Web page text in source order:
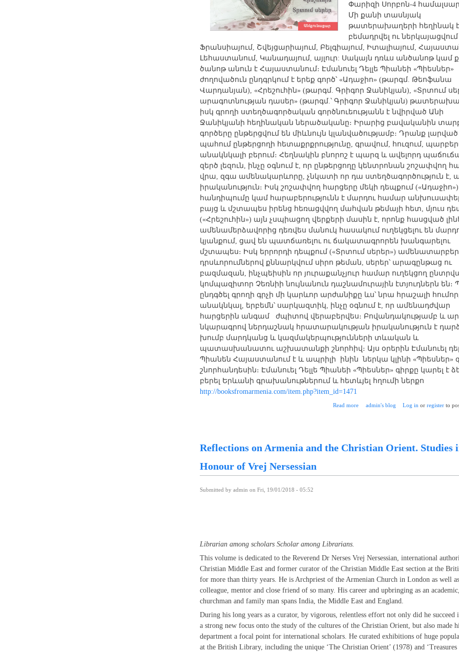
Փարիզի Սորբոն-4
Մի քանի տասնյակ
թատերախաղերի հեղինակ
բեմադրվել ու ներկայացվում
Ֆրանսիայում, Շվեյցարիայում, Բելգիայում, Իտալիայում,
Լեհաստանում, Կանադայում, այլուր: Սակայն դռևս անծանոթ կամ
ծանոթ անուն է Հայաստանում։ Էմանուել Դելլե Պիանեի «Պիեսներ»
ժողովածուն ընդգրկում է երեք գործ՝ «Ադաջիո» (թարգմ. Թեոֆանա
Վարդանյան), «Հրեշուհին» (թարգմ. Գրիգոր Ջանիկյան), «Տրտում
արագոտնության դասեր» (թարգմ.՝ Գրիգոր Ջանիկյան)
իսկ գրողի ստեղծագործական գործնուեությանն է նվիրված Անի
Ջանիկյանի հեղինական ներածականը։ Իրարից բավականին
գործերը ընթերցվում են միևնույն կլանվածությամբ։ Դրանք լարված
պահում ընթերցողի հետաքրքրությունը, գրավում, հուզում,
անակնկալի բերում։ Հեղնակին բնորոշ է պարզ և ավելորդ
զերծ լեզուն, ինչը օգնում է, որ ընթերցողը կենտրոնան շոշափվող
վրա, զգա ամենակարևորը, չնկատի որ դա ստեղծագործություն է,
իրականություն։ Իսկ շոշափվող հարցերը մեկի դեպքում («Ադաջիո»)
հանդիպումը կամ հարաբերությունն է մարդու համար
բայց և մշտապես իրենց հեռացվվող մահվան թեմայի հետ, մյուս
(«Հրեշուհին») այն չսպիացող վերքերի մասին է, որոնք հասցված
ամենամերձավորից դեռվես մանուկ հասակում ուղեկցելու են
կյանքում, ցավ են պատճառելու ու ճակատագրորեն խանգարելու
մշտապես։ Իսկ երրորդի դեպքում («Տրտում սերեր») ամենատարբեր
դրսևորումներով քննարկվում սիրո թեման, սերեր՝ արագընթաց ու
բազմազան, ինչպեիսին որ յուրաքանչյուր համար ուղեկցող
կոմպազիտոր Չեռնիի նույնանուն դաշնամուրային էտյուդներն են։
ընդգծել գրողի գրչի մի կարևոր արժանիքը ևս՝ նրա հրաշալի
անակնկալ, երբեմն՝ սարկազտիկ, ինչը օգնում է, որ ամենադժվար
հարցերին անգամ ժպիտով վերաբերվես։ Բովանդակությամբ և
նկարագրով ներդաշնակ հրատարակության իրականություն է
խումբ մարդկանց և կազմակերպությունների տևական և
պատասխանատու աշխատանքի շնորհիվ։ Այս օրերին Էմանուել
Պիանեն Հայաստանում է և ապրիլի ինին ներկա կլինի «Պիեսներ»
շնորհանդեսին։ Էմանուել Դելլե Պիանեի «Պիեսներ» գիրքը կարել է
բերել Երևանի գրախանութներում և հետևյել հղումի ներքո
http://booksfromarmenia.com/item.php?item_id=1471
Read more about Էմանուել Դելլե Պիանե
admin's blog Log in orregister to
Reflections on Armenia and the Christian Orient. Studies
Honour of Vrej Nersessian
Submitted by admin on Fri, 19/01/2018 - 05:52
Librarian among scholars Scholar among Librarians.
This volume is dedicated to the Reverend Dr Nerses Vrej Nersessian, international
Christian Middle East and former curator of the Christian Middle East section at the
for more than thirty years. He is Archpriest of the Armenian Church in London as well
colleague, mentor and close friend of so many. His career and upbringing as an academic,
churchman and family man spans India, the Middle East and England.
During his long years as a curator, by vigorous, relentless effort not only did he succeed
a strong new focus onto the study of the cultures of the Christian Orient, but also made
department a focal point for international scholars. He curated exhibitions of huge
at the British Library, including the unique ‘The Christian Orient’ (1978) and